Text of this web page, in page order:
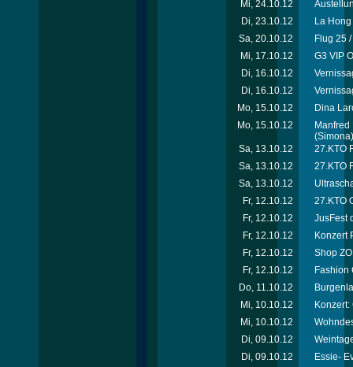
Mi, 24.10.12
Di, 23.10.12
La
Sa, 20.10.12
Flug 25
Mi, 17.10.12
G3 VIP
Di, 16.10.12
Di, 16.10.12
Mo, 15.10.12
Dina
Mo, 15.10.12
(Simona)
Sa, 13.10.12
27.KTO
Sa, 13.10.12
27.KTO
Sa, 13.10.12
Fr, 12.10.12
27.KTO
Fr, 12.10.12
JusFest
Fr, 12.10.12
Konzert
Fr, 12.10.12
Shop
Fr, 12.10.12
Fashion
Do, 11.10.12
Mi, 10.10.12
Mi, 10.10.12
Di, 09.10.12
Di, 09.10.12
Essie-